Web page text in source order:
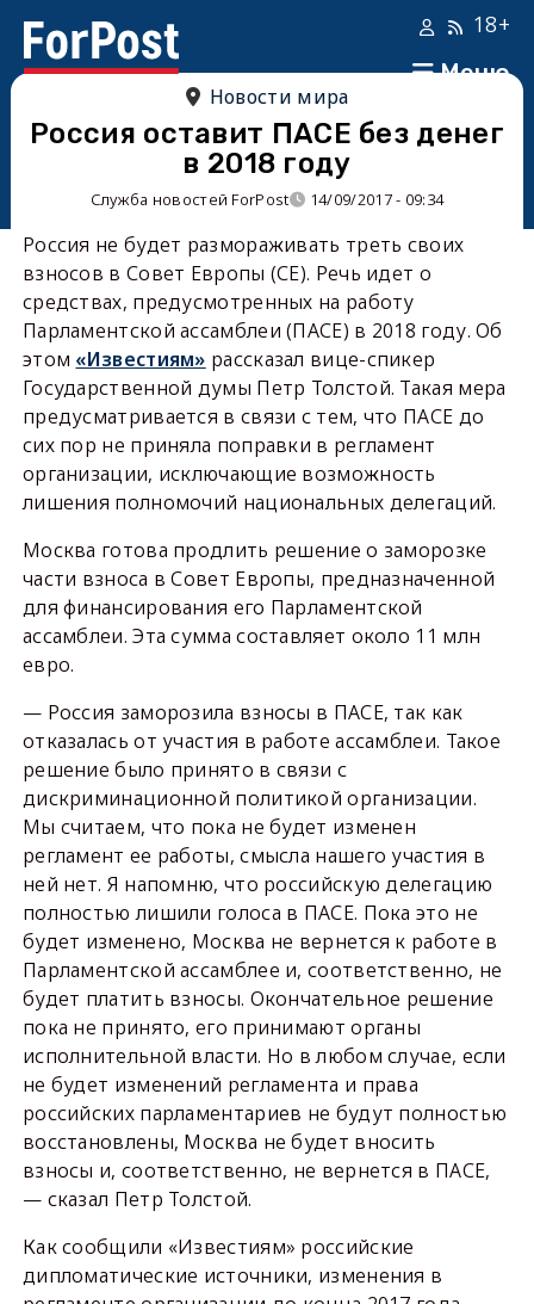
Меню
18+
Новости мира
Россия оставит ПАСЕ без денег
в 2018 году
Служба новостей ForPost 14/09/2017 - 09:34
Россия не будет размораживать треть своих
взносов в Совет Европы (СЕ). Речь идет о
средствах, предусмотренных на работу
Парламентской ассамблеи (ПАСЕ) в 2018 году. Об
этом «Известиям» рассказал вице-спикер
Государственной думы Петр Толстой. Такая мера
предусматривается в связи с тем, что ПАСЕ до
сих пор не приняла поправки в регламент
организации, исключающие возможность
лишения полномочий национальных делегаций.
Москва готова продлить решение о заморозке
части взноса в Совет Европы, предназначенной
для финансирования его Парламентской
ассамблеи. Эта сумма составляет около 11 млн
евро.
— Россия заморозила взносы в ПАСЕ, так как
отказалась от участия в работе ассамблеи. Такое
решение было принято в связи с
дискриминационной политикой организации.
Мы считаем, что пока не будет изменен
регламент ее работы, смысла нашего участия в
ней нет. Я напомню, что российскую делегацию
полностью лишили голоса в ПАСЕ. Пока это не
будет изменено, Москва не вернется к работе в
Парламентской ассамблее и, соответственно, не
будет платить взносы. Окончательное решение
пока не принято, его принимают органы
исполнительной власти. Но в любом случае, если
не будет изменений регламента и права
российских парламентариев не будут полностью
восстановлены, Москва не будет вносить
взносы и, соответственно, не вернется в ПАСЕ,
— сказал Петр Толстой.
Как сообщили «Известиям» российские
дипломатические источники, изменения в